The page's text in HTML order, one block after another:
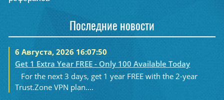
Последние новости
6 Августа, 2026 16:07:50
Get 1 Extra Year FREE - Only 100 Available Today
For the next 3 days, get 1 year FREE with the 2-year
Trust.Zone VPN plan....